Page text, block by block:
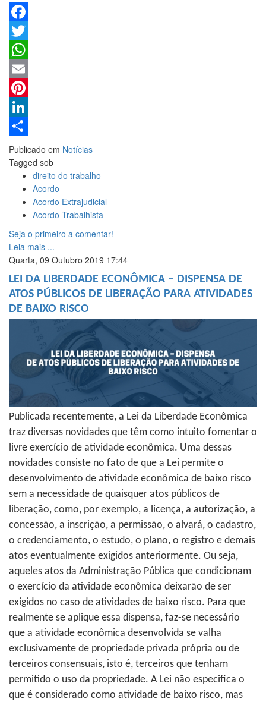
Facebook
Twitter
WhatsApp
Email
Pinterest
LinkedIn
Share
Publicado em Notícias
Tagged sob
direito do trabalho
Acordo
Acordo Extrajudicial
Acordo Trabalhista
Seja o primeiro a comentar!
Leia mais ...
Quarta, 09 Outubro 2019 17:44
LEI DA LIBERDADE ECONÔMICA – DISPENSA DE
ATOS PÚBLICOS DE LIBERAÇÃO PARA ATIVIDADES
DE BAIXO RISCO
Publicada recentemente, a Lei da Liberdade Econômica
traz diversas novidades que têm como intuito fomentar o
livre exercício de atividade econômica. Uma dessas
novidades consiste no fato de que a Lei permite o
desenvolvimento de atividade econômica de baixo risco
sem a necessidade de quaisquer atos públicos de
liberação, como, por exemplo, a licença, a autorização, a
concessão, a inscrição, a permissão, o alvará, o cadastro,
o credenciamento, o estudo, o plano, o registro e demais
atos eventualmente exigidos anteriormente. Ou seja,
aqueles atos da Administração Pública que condicionam
o exercício da atividade econômica deixarão de ser
exigidos no caso de atividades de baixo risco. Para que
realmente se aplique essa dispensa, faz-se necessário
que a atividade econômica desenvolvida se valha
exclusivamente de propriedade privada própria ou de
terceiros consensuais, isto é, terceiros que tenham
permitido o uso da propriedade. A Lei não especifica o
que é considerado como atividade de baixo risco, mas